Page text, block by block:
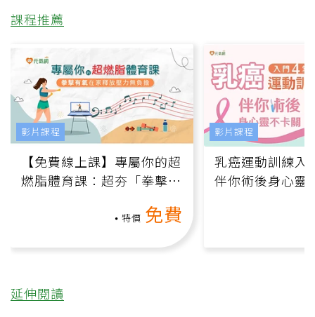
課程推薦
【免費線上課】專屬你的超
燃脂體育課：超夯「拳擊有
特價 免費
影片課程
乳癌運動訓練入
伴你術後身心靈
影片課程
延伸閱讀